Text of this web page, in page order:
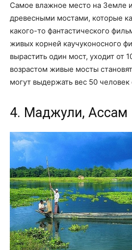
Самое влажное место на Земле
древесными мостами, которые
какого-то фантастического
живых корней каучуконосного
вырастить один мост, уходит от
возрастом живые мосты
могут выдержать вес 50
4. Маджули, Ассам